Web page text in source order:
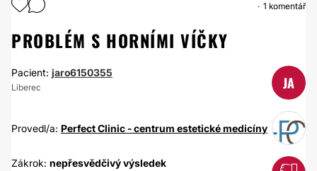
OPERACE OČNÍCH VÍČEK
1 komentář
PROBLÉM S HORNÍMI VÍČKY
Pacient: jaro6150355
Liberec JA
Provedl/a: Perfect Clinic - centrum estetické medicíny
Zákrok: nepřesvědčivý výsledek